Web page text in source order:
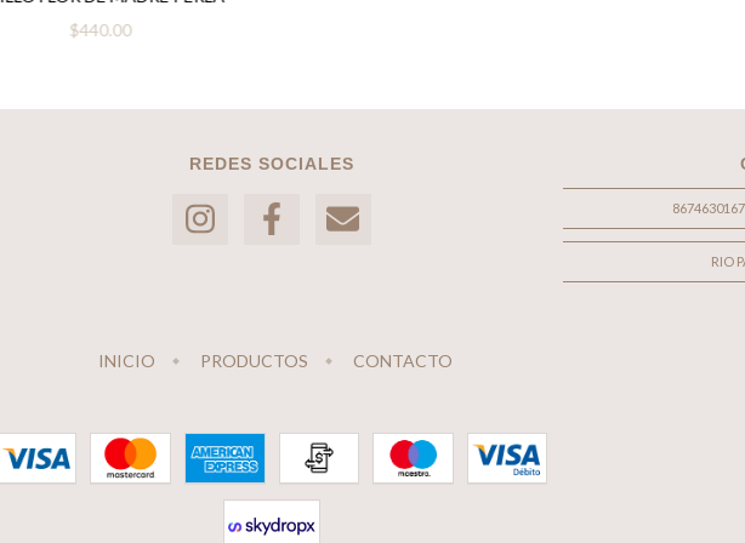
$440.00
REDES SOCIALES
8674630167
RIO
INICIO PRODUCTOS CONTACTO